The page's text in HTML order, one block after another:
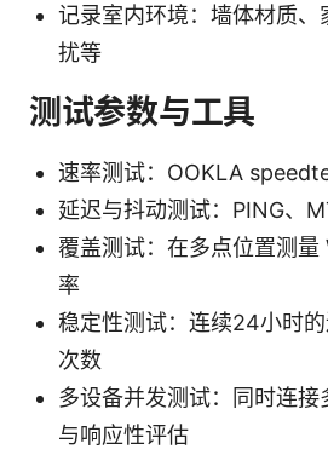
记录室内环境：墙体材质、
扰等
测试参数与工具
速率测试：OOKLA
延迟与抖动测试：PING、
覆盖测试：在多点位置测量
率
稳定性测试：连续24小时
次数
多设备并发测试：同时连
与响应性评估